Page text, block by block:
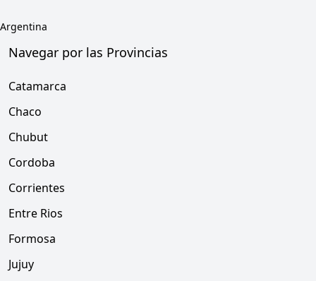
Argentina
Navegar por las Provincias
Catamarca
Chaco
Chubut
Cordoba
Corrientes
Entre Rios
Formosa
Jujuy